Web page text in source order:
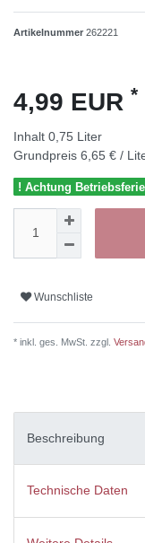
Artikelnummer 262221
4,99 EUR *
Inhalt 0,75 Liter
Grundpreis 6,65 € /
! Achtung
Wunschliste
* inkl. ges. MwSt. zzgl.
Beschreibung
Technische Daten